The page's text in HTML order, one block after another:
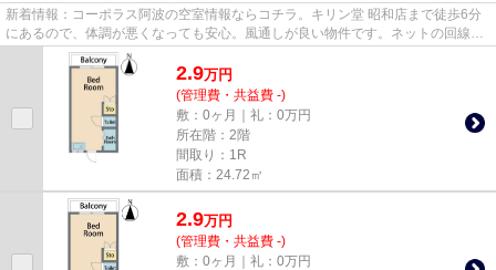
新着情報：コーポラス阿波の空室情報ならコチラ。キリン堂 昭和店まで徒歩6分
にあるので、体調が悪くなっても安心。風通しが良い物件です。ネットの回線工
事が済んでいるのですぐにパ...
2.9万円
(管理費・共益費 -)
敷：0ヶ月｜礼：0万円
所在階：2階
間取り：1R
面積：24.72㎡
2.9万円
(管理費・共益費 -)
敷：0ヶ月｜礼：0万円